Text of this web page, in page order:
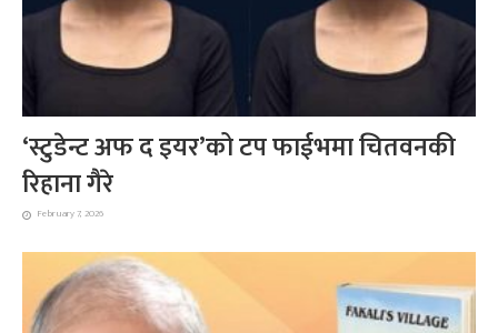
‘स्टुडेन्ट अफ द इयर’को टप फाईभमा चितवनकी
रिहाना गैरे
February 7, 2026